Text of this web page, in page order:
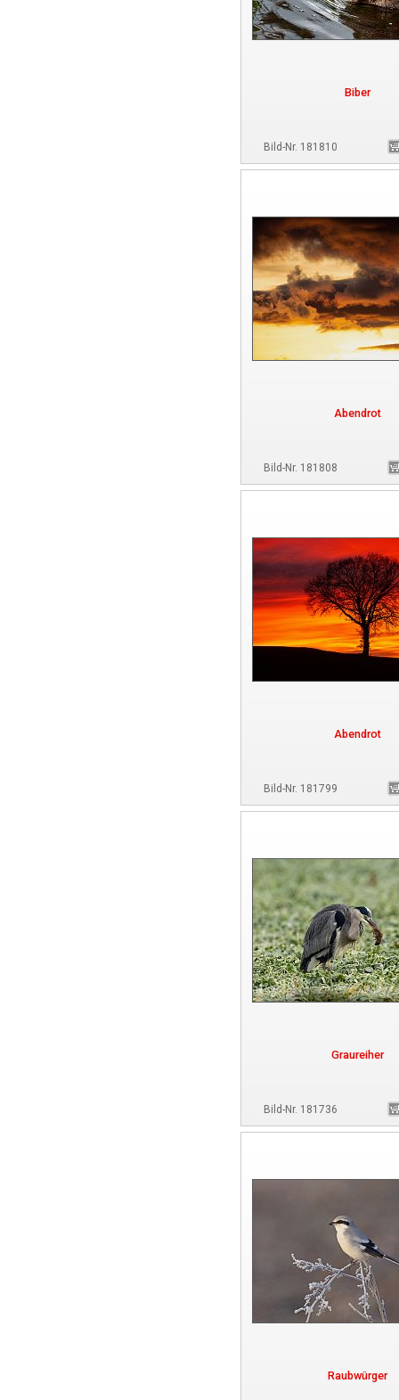
Biber
Bild-Nr. 181810
Abendrot
Bild-Nr. 181808
Abendrot
Bild-Nr. 181799
Graureiher
Bild-Nr. 181736
Raubwürger